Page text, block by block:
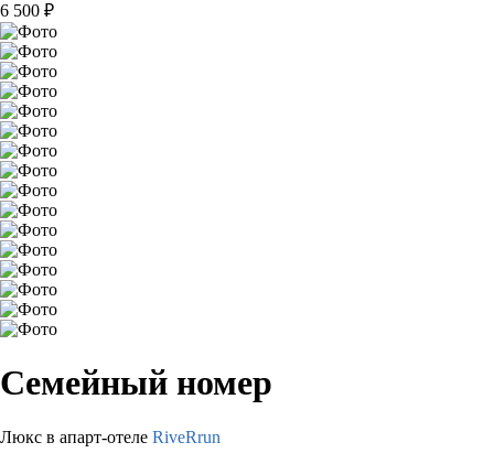
6 500 ₽
Семейный номер
Люкс в апарт-отеле RiveRrun